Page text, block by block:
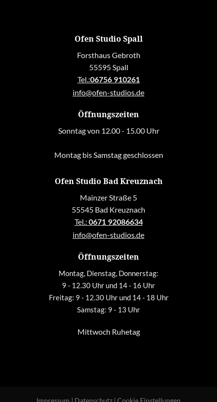
Ofen Studio Spall
Forsthaus Gebroth
55595 Spall
Tel.:06756 910261
info@ofen-studios.de
Öffnungszeiten
Sonntag von 12.00 - 15.00 Uhr
Montag bis Samstag geschlossen
Ofen Studio Bad Kreuznach
Mainzer Straße 5
55545 Bad Kreuznach
Tel.: 0671 92086634
info@ofen-studios.de
Öffnungszeiten
Montag, Dienstag, Donnerstag:
9 - 12.30 Uhr und 14 - 16 Uhr
Freitag: 9 - 12.30 Uhr und 14 - 18 Uhr
Samstag: 9 - 13 Uhr
Mittwoch Ruhetag
Impressum | Datenschutz | Cookie Einstellungen